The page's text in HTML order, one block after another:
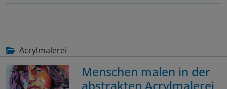
Acrylmalerei
Menschen malen in der